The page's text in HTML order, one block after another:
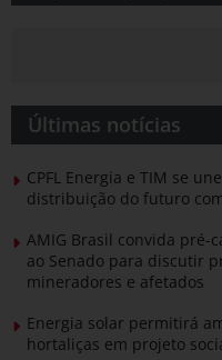
Últimas notícias
CPFL Energia e TIM se
distribuição do futuro
AMIG Brasil convida pré-
ao Senado para discutir
mineradores e afetados
Energia solar permitirá
hortaliças em projeto